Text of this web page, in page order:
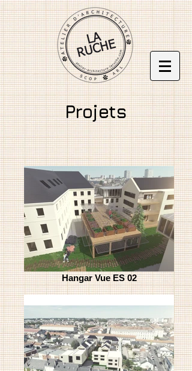
Projets
Hangar Vue ES 02